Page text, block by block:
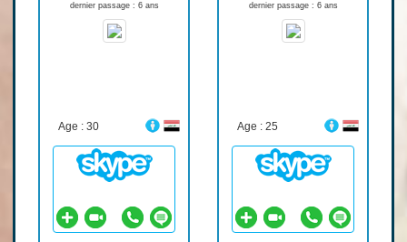
dernier passage : 6 ans
Age : 30
dernier passage : 6 ans
Age : 25